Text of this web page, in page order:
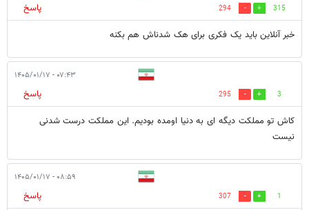
315
294
پاسخ
خبر آنلاین باید یک فکری برای هک شدناش هم بکنه
۰۷:۴۳ - ۱۴۰۵/۰۱/۱۷
3
295
پاسخ
کاش تو مملکت دیگه ای به دنیا اومده بودیم‌. این مملکت درست شدنی
نیست
۰۸:۵۹ - ۱۴۰۵/۰۱/۱۷
1
307
پاسخ